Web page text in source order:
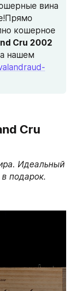
вина
кошерное
Cru 2002
нашем
Cru
Идеальный
подарок.